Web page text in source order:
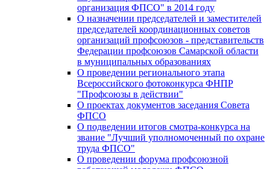
организация ФПСО" в 2014 году
О назначении председателей и заместителей
председателей координационных советов
организаций профсоюзов - представительств
Федерации профсоюзов Самарской области
в муниципальных образованиях
О проведении регионального этапа
Всероссийского фотоконкурса ФНПР
"Профсоюзы в действии"
О проектах документов заседания Совета
ФПСО
О подведении итогов смотра-конкурса на
звание "Лучший уполномоченный по охране
труда ФПСО"
О проведении форума профсоюзной